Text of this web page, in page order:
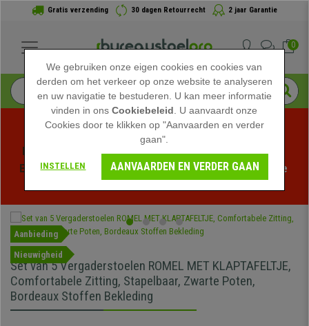
Gratis verzending 30 dagen Retourrecht 2 jaar Garantie
0
Profiteer van de Zomeruitverkoop bij bureaustoelpro!
Exclusieve kortingen voor een beperkte tijd - Bekijk de
Aanbieding
Nieuwigheid
Set van 5 Vergaderstoelen ROMEL MET KLAPTAFELTJE,
Comfortabele Zitting, Stapelbaar, Zwarte Poten,
Bordeaux Stoffen Bekleding
We gebruiken onze eigen cookies en cookies van
derden om het verkeer op onze website te analyseren
en uw navigatie te bestuderen. U kan meer informatie
vinden in onsCookiebeleid . U aanvaardt onze
Cookies door te klikken op "Aanvaarden en verder
gaan".
INSTELLEN AANVAARDEN EN VERDER GAAN